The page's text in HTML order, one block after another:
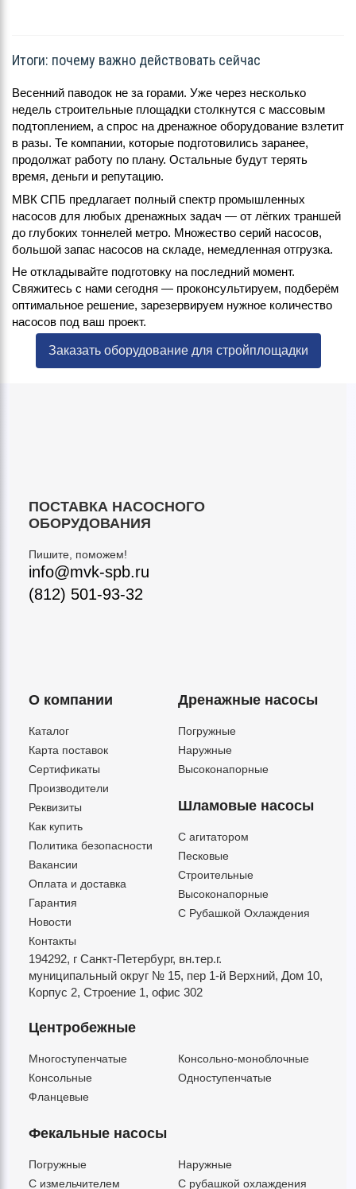
Итоги: почему важно действовать сейчас
Весенний паводок не за горами. Уже через несколько
недель строительные площадки столкнутся с массовым
подтоплением, а спрос на дренажное оборудование взлетит
в разы. Те компании, которые подготовились заранее,
продолжат работу по плану. Остальные будут терять
время, деньги и репутацию.
МВК СПБ предлагает полный спектр промышленных
насосов для любых дренажных задач — от лёгких траншей
до глубоких тоннелей метро. Множество серий насосов,
большой запас насосов на складе, немедленная отгрузка.
Не откладывайте подготовку на последний момент.
Свяжитесь с нами сегодня — проконсультируем, подберём
оптимальное решение, зарезервируем нужное количество
насосов под ваш проект.
Заказать оборудование для стройплощадки
ПОСТАВКА НАСОСНОГО
ОБОРУДОВАНИЯ
Пишите, поможем!
info@mvk-spb.ru
(812) 501-93-32
О компании
Каталог
Карта поставок
Сертификаты
Производители
Реквизиты
Как купить
Политика безопасности
Вакансии
Оплата и доставка
Гарантия
Новости
Контакты
Дренажные насосы
Погружные
Наружные
Высоконапорные
Шламовые насосы
C агитатором
Песковые
Строительные
Высоконапорные
С Рубашкой Охлаждения
194292, г Санкт-Петербург, вн.тер.г.
муниципальный округ № 15, пер 1-й Верхний, Дом 10,
Корпус 2, Строение 1, офис 302
Центробежные
Многоступенчатые
Консольно-моноблочные
Консольные
Одноступенчатые
Фланцевые
Фекальные насосы
Погружные
Наружные
C измельчителем
С рубашкой охлаждения